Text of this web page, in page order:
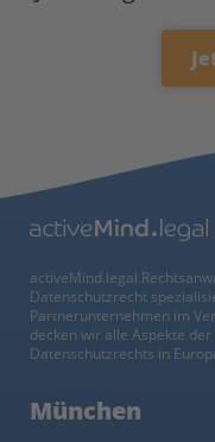
activeMind.legal
Datenschutzrecht
Partnerunternehmen im
decken wir alle Aspekte
Datenschutzrechts in
München